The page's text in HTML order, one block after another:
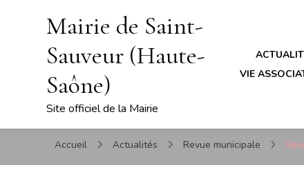
Mairie de Saint-
Sauveur (Haute-
Saône)
Site officiel de la Mairie
VIE
Accueil Actualités Revue municipale